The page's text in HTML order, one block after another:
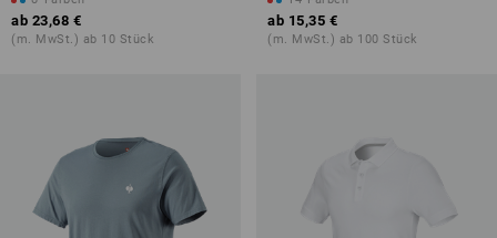
ab 23,68 €
(m. MwSt.) ab 10 Stück
ab 15,35 €
(m. MwSt.) ab 100 Stück